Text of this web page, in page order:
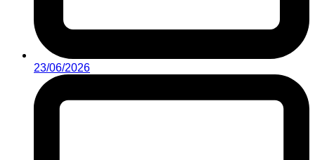
23/06/2026